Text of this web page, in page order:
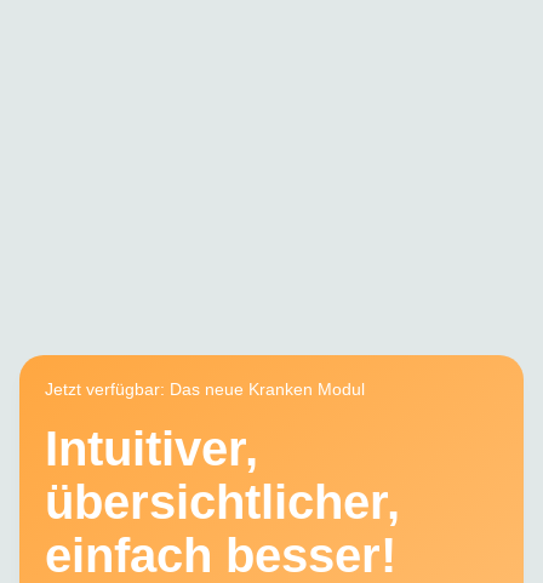
Jetzt verfügbar: Das neue Kranken Modul
Intuitiver,
übersichtlicher,
einfach besser!